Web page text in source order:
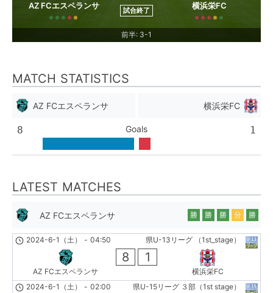
AZ FCエスペランサ 試合終了 横浜栄FC
前半: 3-1
MATCH STATISTICS
AZ FCエスペランサ 横浜栄FC
8 Goals 1
LATEST MATCHES
AZ FCエスペランサ 勝 勝 勝 分 勝
県U-13リーグ （1st_stage）
2024-6-1（土） - 04:50
AZ FCエスペランサ
8 1
横浜栄FC
県U-15リーグ ３部（1st stage）
2024-6-1（土） - 02:00